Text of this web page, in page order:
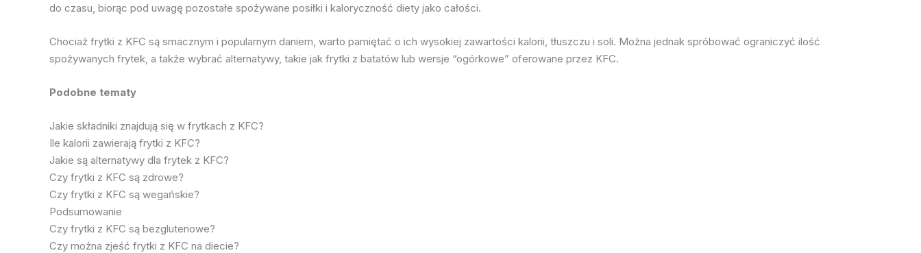
do czasu, biorąc pod uwagę pozostałe spożywane posiłki i kaloryczność diety jako całości.
Chociaż frytki z KFC są smacznym i popularnym daniem, warto pamiętać o ich wysokiej zawartości kalorii, tłuszczu i soli. Można jednak spróbować ograniczyć ilość
spożywanych frytek, a także wybrać alternatywy, takie jak frytki z batatów lub wersje “ogórkowe” oferowane przez KFC.
Podobne tematy
Jakie składniki znajdują się w frytkach z KFC?
Ile kalorii zawierają frytki z KFC?
Jakie są alternatywy dla frytek z KFC?
Czy frytki z KFC są zdrowe?
Czy frytki z KFC są wegańskie?
Podsumowanie
Czy frytki z KFC są bezglutenowe?
Czy można zjeść frytki z KFC na diecie?